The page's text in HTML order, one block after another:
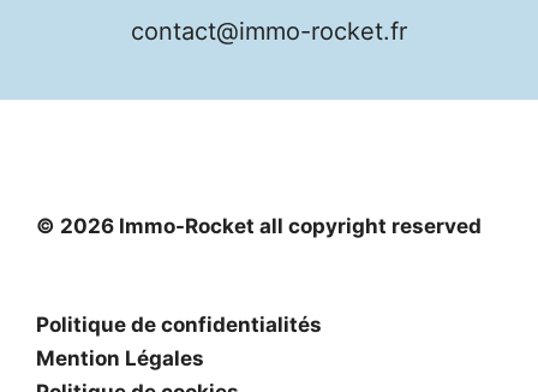
contact@immo-rocket.fr
© 2026 Immo-Rocket all copyright reserved
Politique de confidentialités
Mention Légales